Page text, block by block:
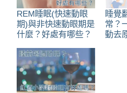
REM睡眠(快速動眼
期)與非快速動眼期是
什麼？好處有哪些？
睡覺
常？
動去